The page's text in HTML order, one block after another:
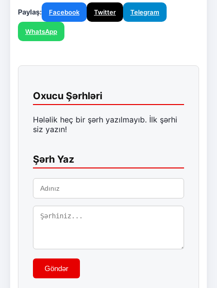
Paylaş: Facebook Twitter Telegram
WhatsApp
Oxucu Şərhləri
Hələlik heç bir şərh yazılmayıb. İlk şərhi
siz yazın!
Şərh Yaz
Göndər